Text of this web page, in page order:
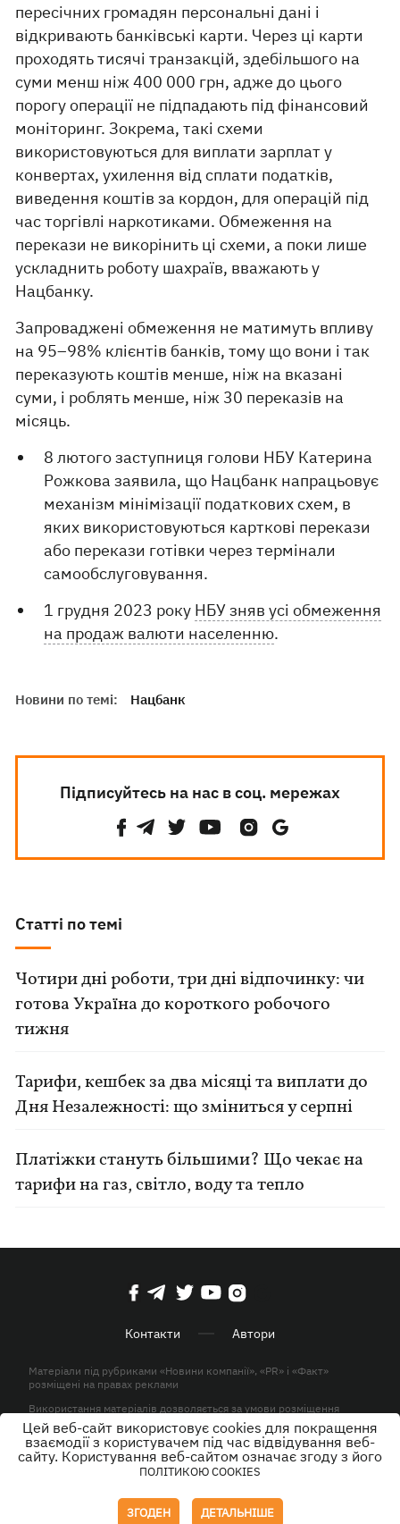
пересічних громадян персональні дані і
відкривають банківські карти. Через ці карти
проходять тисячі транзакцій, здебільшого на
суми менш ніж 400 000 грн, адже до цього
порогу операції не підпадають під фінансовий
моніторинг. Зокрема, такі схеми
використовуються для виплати зарплат у
конвертах, ухилення від сплати податків,
виведення коштів за кордон, для операцій під
час торгівлі наркотиками. Обмеження на
перекази не викорінить ці схеми, а поки лише
ускладнить роботу шахраїв, вважають у
Нацбанку.
Запроваджені обмеження не матимуть впливу
на 95–98% клієнтів банків, тому що вони і так
переказують коштів менше, ніж на вказані
суми, і роблять менше, ніж 30 переказів на
місяць.
8 лютого заступниця голови НБУ Катерина
Рожкова заявила, що Нацбанк напрацьовує
механізм мінімізації податкових схем, в
яких використовуються карткові перекази
або перекази готівки через термінали
самообслуговування.
1 грудня 2023 року НБУ зняв усі обмеження
на продаж валюти населенню.
Новини по темі: Нацбанк
Підписуйтесь на нас в соц. мережах
Статті по темі
Чотири дні роботи, три дні відпочинку: чи
готова Україна до короткого робочого
тижня
Тарифи, кешбек за два місяці та виплати до
Дня Незалежності: що зміниться у серпні
Платіжки стануть більшими? Що чекає на
тарифи на газ, світло, воду та тепло
Контакти Автори
Матеріали під рубриками «Новини компанії», «PR» і «Факт»
розміщені на правах реклами
Використання матеріалів дозволяється за умови розміщення
активного гіперпосилання на KP.UA в першому абзаці.
© ТОВ «ЮЛАВ МЕДІА» 2026. Всі права захищені.
Цей веб-сайт використовує cookies для покращення
взаємодії з користувачем під час відвідування веб-
сайту. Користування веб-сайтом означає згоду з його
ПОЛІТИКОЮ COOKIES
ЗГОДЕН ДЕТАЛЬНІШЕ